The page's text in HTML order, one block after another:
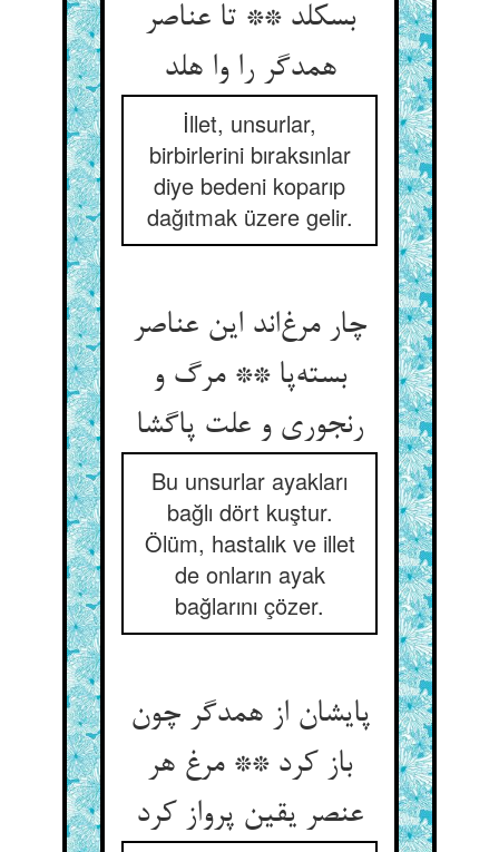
بسکلد ** تا عناصر
همدگر را وا هلد
İllet, unsurlar,
birbirlerini bıraksınlar
diye bedeni koparıp
dağıtmak üzere gelir.
چار مرغ‌اند این عناصر
بسته‌پا ** مرگ و
رنجوری و علت پاگشا
Bu unsurlar ayakları
bağlı dört kuştur.
Ölüm, hastalık ve illet
de onların ayak
bağlarını çözer.
پایشان از همدگر چون
باز کرد ** مرغ هر
عنصر یقین پرواز کرد